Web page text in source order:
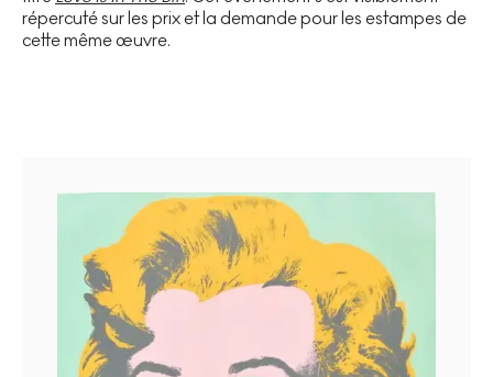
répercuté sur les prix et la demande pour les estampes de
cette même œuvre.